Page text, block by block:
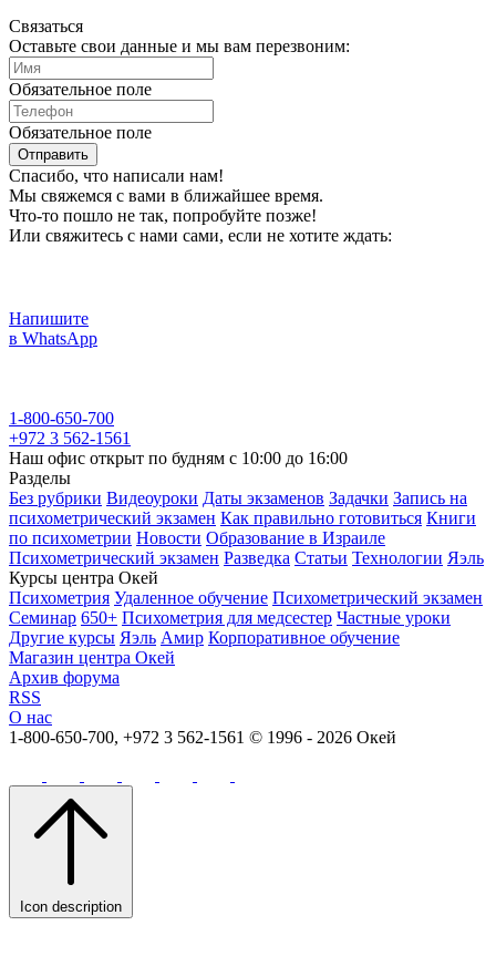
Связаться
Оставьте свои данные и мы вам перезвоним:
Обязательное поле
Обязательное поле
Отправить
Спасибо, что написали нам!
Мы свяжемся с вами в ближайшее время.
Что-то пошло не так, попробуйте позже!
Или свяжитесь с нами сами, если не хотите ждать:
Напишите
в WhatsApp
1-800-650-700
+972 3 562-1561
Наш офис открыт по будням с 10:00 до 16:00
Разделы
Без рубрики Видеоуроки Даты экзаменов Задачки Запись на
психометрический экзамен Как правильно готовиться Книги
по психометрии Новости Образование в Израиле
Психометрический экзамен Разведка Статьи Технологии Яэль
Курсы центра Окей
Психометрия Удаленное обучение Психометрический экзамен
Семинар 650+ Психометрия для медсестер Частные уроки
Другие курсы Яэль Амир Корпоративное обучение
Магазин центра Окей
Архив форума
RSS
О нас
1-800-650-700, +972 3 562-1561 © 1996 - 2026 Окей
Icon description